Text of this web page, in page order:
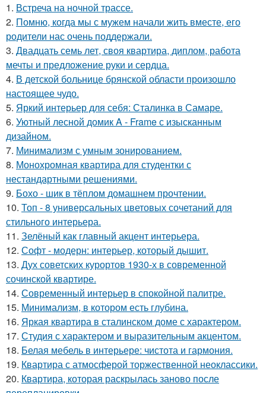
1. Встреча на ночной трассе.
2. Помню, когда мы с мужем начали жить вместе, его
родители нас очень поддержали.
3. Двадцать семь лет, своя квартира, диплом, работа
мечты и предложение руки и сердца.
4. В детской больнице брянской области произошло
настоящее чудо.
5. Яркий интерьер для себя: Сталинка в Самаре.
6. Уютный лесной домик A - Frame с изысканным
дизайном.
7. Минимализм с умным зонированием.
8. Монохромная квартира для студентки с
нестандартными решениями.
9. Бохо - шик в тёплом домашнем прочтении.
10. Топ - 8 универсальных цветовых сочетаний для
стильного интерьера.
11. Зелёный как главный акцент интерьера.
12. Софт - модерн: интерьер, который дышит.
13. Дух советских курортов 1930-х в современной
сочинской квартире.
14. Современный интерьер в спокойной палитре.
15. Минимализм, в котором есть глубина.
16. Яркая квартира в сталинском доме с характером.
17. Студия с характером и выразительным акцентом.
18. Белая мебель в интерьере: чистота и гармония.
19. Квартира с атмосферой торжественной неоклассики.
20. Квартира, которая раскрылась заново после